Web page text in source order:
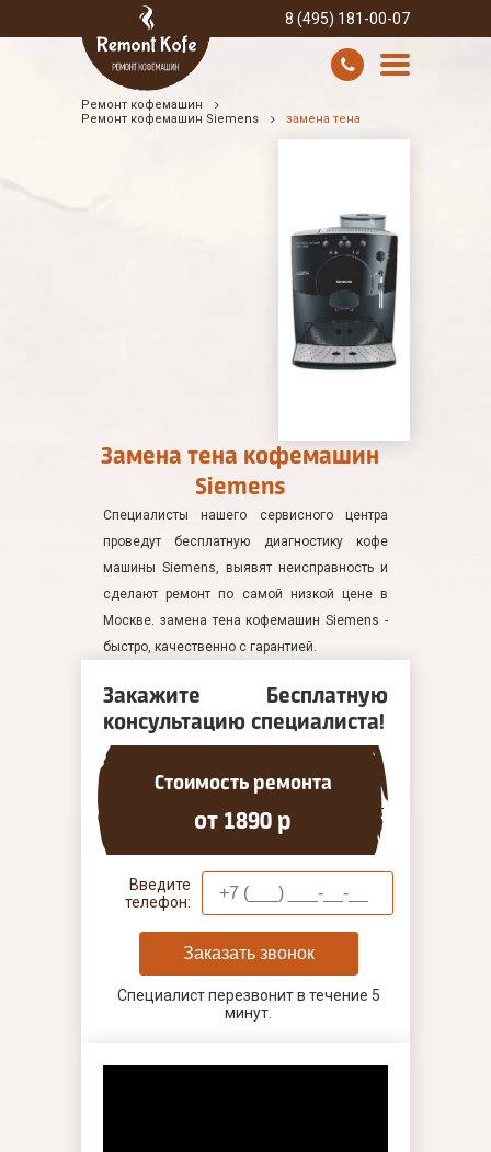
8 (495) 181-00-07
УСЛУГИ И ЦЕНЫ
Ремонт кофемашин
Ремонт кофемашин Siemens
замена тена
Замена тена кофемашин
Siemens
Специалисты нашего сервисного центра
проведут бесплатную диагностику кофе
машины Siemens, выявят неисправность и
сделают ремонт по самой низкой цене в
Москве. замена тена кофемашин Siemens -
быстро, качественно с гарантией.
Закажите Бесплатную
консультацию специалиста!
Стоимость ремонта
от 1890 р
Введите
телефон:
Заказать звонок
Специалист перезвонит в течение 5
минут.